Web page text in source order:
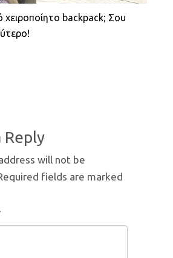
χειροποίητο backpack; Σου
Reply
will not be
fields are marked